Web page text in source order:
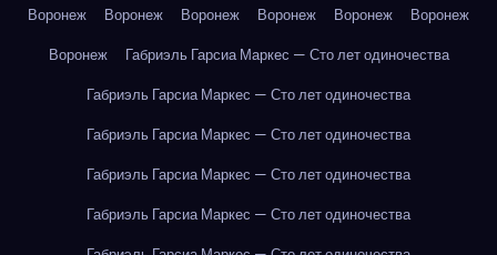
Воронеж
Воронеж Воронеж Воронеж Воронеж
Воронеж
Воронеж
Габриэль Гарсиа Маркес — Сто лет одиночества
Габриэль Гарсиа Маркес — Сто лет одиночества
Габриэль Гарсиа Маркес — Сто лет одиночества
Габриэль Гарсиа Маркес — Сто лет одиночества
Габриэль Гарсиа Маркес — Сто лет одиночества